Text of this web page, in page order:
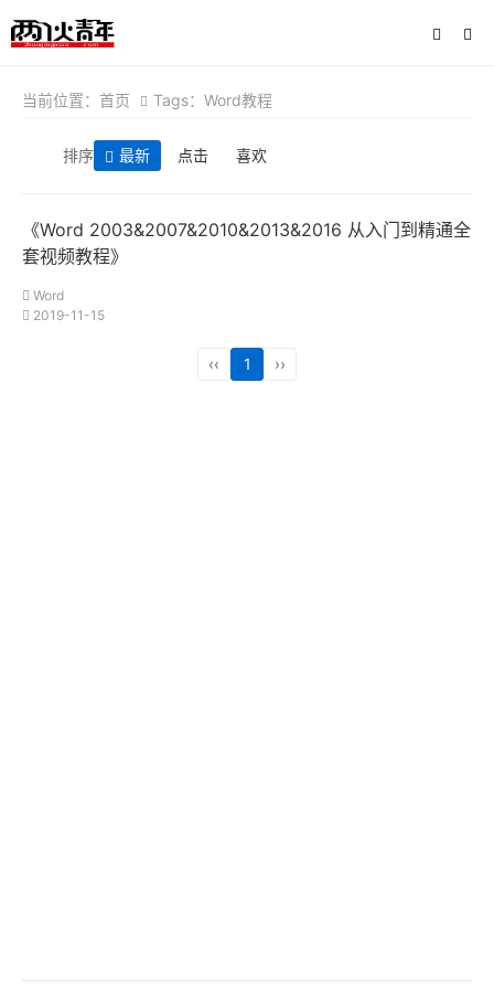
当前位置： 首页 Tags：Word教程
排序 最新 点击 喜欢
《Word 2003&2007&2010&2013&2016 从入门到精通全
套视频教程》
Word
2019-11-15
‹‹ 1 ››